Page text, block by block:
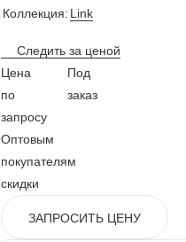
Коллекция: Link
Следить за ценой
Цена
по
запросу
Оптовым
покупателям
скидки
Под
заказ
ЗАПРОСИТЬ ЦЕНУ